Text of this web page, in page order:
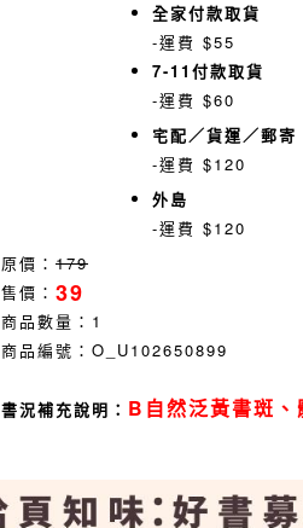
全家付款取貨
-運費 $55
7-11付款取貨
-運費 $60
宅配／貨運／郵寄
-運費 $120
外島
-運費 $120
原價： 179
售價： 39
商品數量： 1
商品編號： O_U102650899
書況補充說明： B自然泛黃書斑、